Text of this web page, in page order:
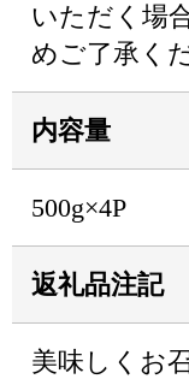
いただく場
めご了承く
内容量
500g×4P
返礼品注記
美味しくお